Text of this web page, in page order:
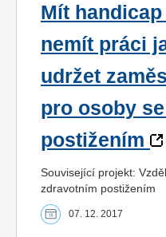
Mít
nemít práci
udržet
pro osoby
postižením
Související projekt:
zdravotním postižením
07. 12. 2017